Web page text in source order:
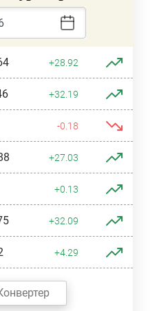
+28.92
+32.19
-0.18
+27.03
+0.13
+32.09
+4.29